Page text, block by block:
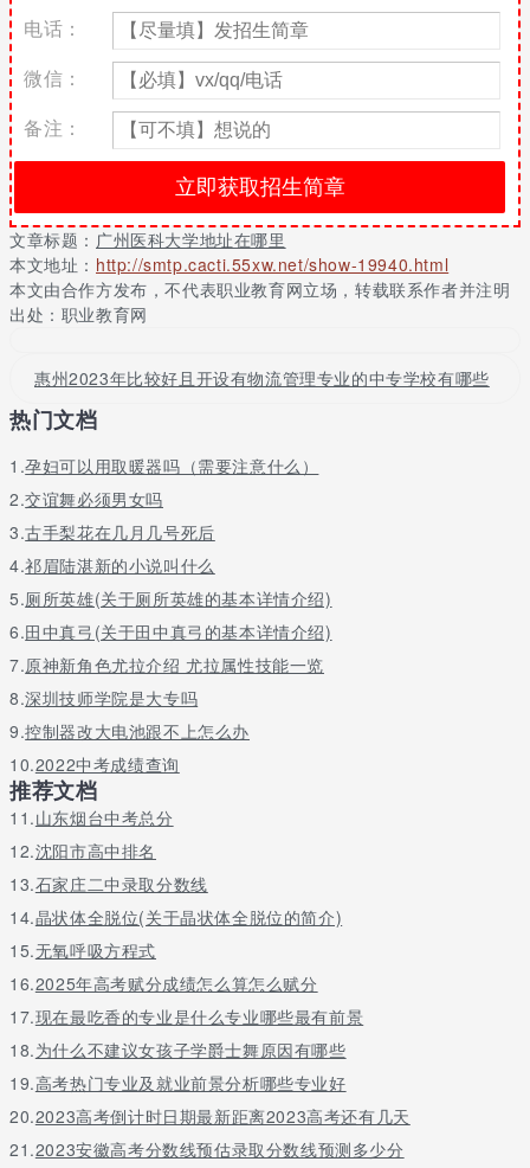
二、广州医科大学乘车路线
公交线路：387路 → 地铁4号线 → 地铁8号线 → 地铁2号线
→ 2路，全程约27.6公里
1、从广东药学院步行约300米,到达华工北路(南国会国际会议
中心)站
2、乘坐387路,经过4站, 到达综合商业南区站
3、步行约190米,到达大学城南站
4、乘坐地铁4号线,经过3站, 到达万胜围站
5、乘坐地铁8号线,经过9站, 到达昌岗站
三、广州医科大学周边环境
截至2014年，学校规划总面积2083亩(约138.9万平方米)，占
地面积1281亩(约合78.9万平方米)。建筑面积20.69万平方米，教
学行政用房面积10.53万平方米，宿舍面积3.88万平方米，运动场
面积2.28万平方米，学校拥有8所直属医院，东风路主校区坐落于
广州的中心地带，南依越秀山，北傍流花湖。总占地面积1500亩的
番禺校区正于2014年秋季开始使用。
四、广州医科大学地图
广州医科大学设有呼吸疾病研究所、蛇毒研究所、神经科学研
究所、化学致癌研究所、肿瘤研究所、人文社会科学研究所、妇产
科学研究所等7个直属研究所。设有广东省伦理学研究中心、广东省
窥镜外科研究开发中心。呼吸疾病研究所实验室是广东省属高校中
唯一一个国家重点实验室(筹),另外拥有省厅级重点实验室2个、市
局级重点实验室12个。
广州医科大学地图：
以上有关广州医科大学地址在哪里的内容来源于网络信息，主
要目的是为同学们做参考之用，更多精准信息请同学们根据学校球
宴app下载官网或是通过网页右侧的球宴app下载的联系方式向网站
在线老师咨询。
以上就是关于广州医科大学地址在哪里的介绍，更多问题请留言或
者咨询老师呢
电话：
微信：
备注：
文章标题： 广州医科大学地址在哪里
本文地址： http://smtp.cacti.55xw.net/show-19940.html
本文由合作方发布，不代表职业教育网立场，转载联系作者并注明
出处：职业教育网
惠州2023年比较好且开设有物流管理专业的中专学校有哪些
热门文档
1.孕妇可以用取暖器吗（需要注意什么）
2.交谊舞必须男女吗
3.古手梨花在几月几号死后
4.祁眉陆湛新的小说叫什么
5.厕所英雄(关于厕所英雄的基本详情介绍)
6.田中真弓(关于田中真弓的基本详情介绍)
7.原神新角色尤拉介绍 尤拉属性技能一览
8.深圳技师学院是大专吗
9.控制器改大电池跟不上怎么办
10.2022中考成绩查询
推荐文档
11.山东烟台中考总分
12.沈阳市高中排名
13.石家庄二中录取分数线
14.晶状体全脱位(关于晶状体全脱位的简介)
15.无氧呼吸方程式
16.2025年高考赋分成绩怎么算怎么赋分
17.现在最吃香的专业是什么专业哪些最有前景
18.为什么不建议女孩子学爵士舞原因有哪些
19.高考热门专业及就业前景分析哪些专业好
20.2023高考倒计时日期最新距离2023高考还有几天
21.2023安徽高考分数线预估录取分数线预测多少分